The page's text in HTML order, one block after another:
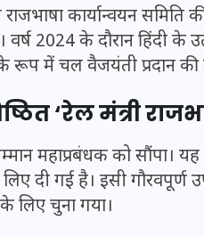
कार्यान्वयन
वर्ष 2024 के दौरान हिंदी के
रूप में चल वैजयंती प्रदान की
‘रेल मंत्री
महाप्रबंधक को सौंपा। यह
दी गई है। इसी गौरवपूर्ण
लिए चुना गया।
भारत में स्टारलिंक
अड़चन: डेटा
स्पेक्ट्रम की कीमत
आया बड़ा अपडेट